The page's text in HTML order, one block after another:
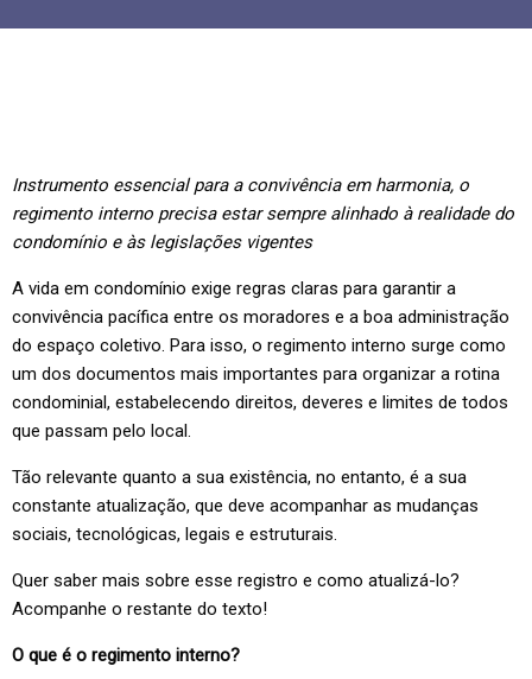
Instrumento essencial para a convivência em harmonia, o
regimento interno precisa estar sempre alinhado à realidade do
condomínio e às legislações vigentes
A vida em condomínio exige regras claras para garantir a
convivência pacífica entre os moradores e a boa administração
do espaço coletivo. Para isso, o regimento interno surge como
um dos documentos mais importantes para organizar a rotina
condominial, estabelecendo direitos, deveres e limites de todos
que passam pelo local.
Tão relevante quanto a sua existência, no entanto, é a sua
constante atualização, que deve acompanhar as mudanças
sociais, tecnológicas, legais e estruturais.
Quer saber mais sobre esse registro e como atualizá-lo?
Acompanhe o restante do texto!
O que é o regimento interno?